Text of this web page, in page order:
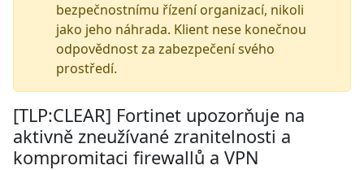
bezpečnostnímu řízení organizací, nikoli
jako jeho náhrada. Klient nese konečnou
odpovědnost za zabezpečení svého
prostředí.
[TLP:CLEAR] Fortinet upozorňuje na
aktivně zneužívané zranitelnosti a
kompromitaci firewallů a VPN